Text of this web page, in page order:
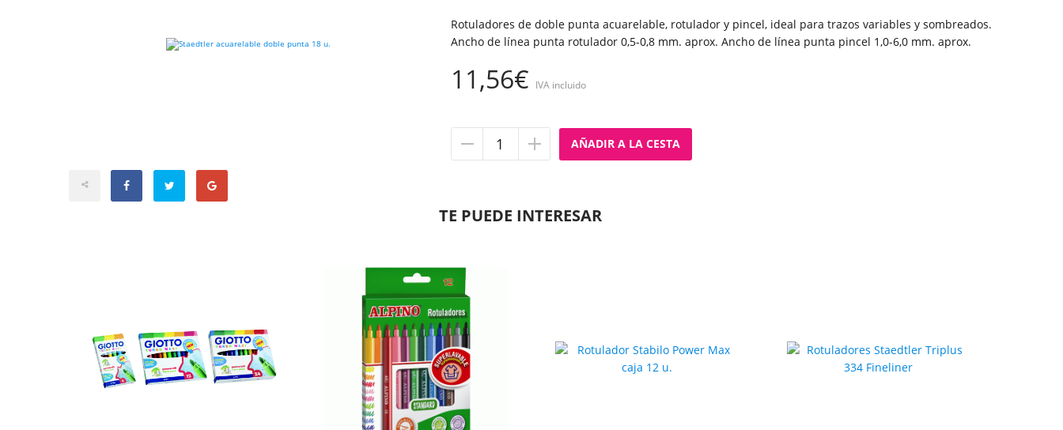
Rotuladores de doble punta acuarelable, rotulador y pincel, ideal para trazos variables y sombreados.
Ancho de línea punta rotulador 0,5-0,8 mm. aprox. Ancho de línea punta pincel 1,0-6,0 mm. aprox.
11,56€ IVA incluido
TE PUEDE INTERESAR